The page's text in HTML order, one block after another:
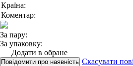
Країна:
Коментар:
За пару:
За упаковку:
Додати в обране
Повідомити про наявність Скасувати